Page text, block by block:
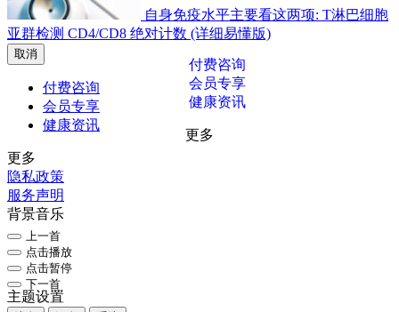
自身免疫水平主要看这两项: T淋巴细胞
亚群检测 CD4/CD8 绝对计数 (详细易懂版)
取消
付费咨询
付费咨询
会员专享
会员专享
健康资讯
健康资讯
更多
更多
隐私政策
服务声明
背景音乐
上一首
点击播放
点击暂停
下一首
主题设置